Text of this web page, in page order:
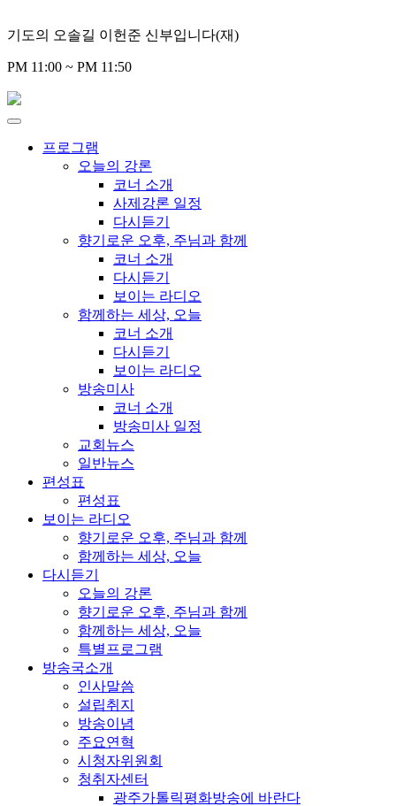
기도의 오솔길 이헌준 신부입니다(재)
PM 11:00 ~ PM 11:50
프로그램
오늘의 강론
코너 소개
사제강론 일정
다시듣기
향기로운 오후, 주님과 함께
코너 소개
다시듣기
보이는 라디오
함께하는 세상, 오늘
코너 소개
다시듣기
보이는 라디오
방송미사
코너 소개
방송미사 일정
교회뉴스
일반뉴스
편성표
편성표
보이는 라디오
향기로운 오후, 주님과 함께
함께하는 세상, 오늘
다시듣기
오늘의 강론
향기로운 오후, 주님과 함께
함께하는 세상, 오늘
특별프로그램
방송국소개
인사말씀
설립취지
방송이념
주요연혁
시청자위원회
청취자센터
광주가톨릭평화방송에 바란다